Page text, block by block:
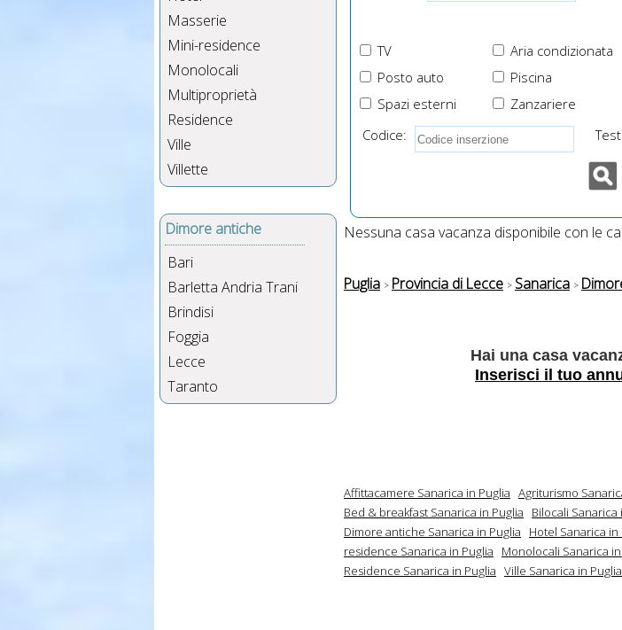
Masserie
Mini-residence
Monolocali
Multiproprietà
Residence
Ville
Villette
Dimore antiche
Bari
Barletta Andria Trani
Brindisi
Foggia
Lecce
Taranto
TV Aria condizionata
Posto auto
Piscina
Spazi esterni
Zanzariere
Codice:
Nessuna casa vacanza disponibile con le
Puglia Provincia di Lecce Sanarica
Hai una casa
Inserisci il tuo
Affittacamere Sanarica in Puglia Agriturismo
Bed & breakfast Sanarica in Puglia
Bilocali Sanarica
Dimore antiche Sanarica in Puglia
Hotel Sanarica in
residence Sanarica in Puglia
Monolocali Sanarica
Residence Sanarica in Puglia Ville Sanarica in Puglia